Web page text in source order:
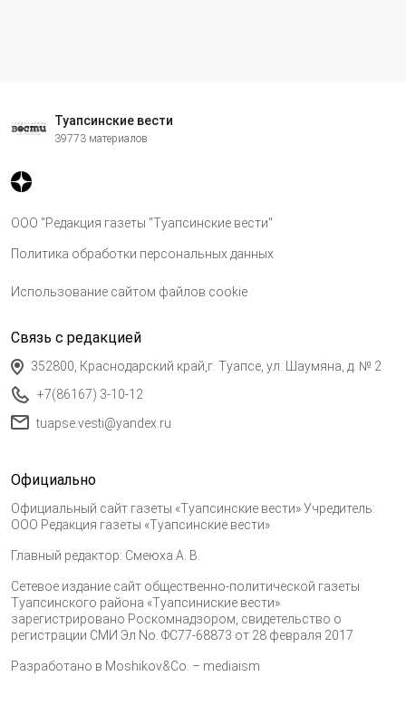
Туапсинские вести
39773 материалов
ООО "Редакция газеты "Туапсинские вести"
Политика обработки персональных данных
Использование сайтом файлов cookie
Связь с редакцией
352800, Краснодарский край,г. Туапсе, ул. Шаумяна, д. № 2
+7(86167) 3-10-12
tuapse.vesti@yandex.ru
Официально
Официальный сайт газеты «Туапсинские вести» Учредитель:
ООО Редакция газеты «Туапсинские вести»
Главный редактор: Смеюха А. В.
Сетевое издание сайт общественно-политической газеты
Туапсинского района «Туапсиниские вести»
зарегистрировано Роскомнадзором, свидетельство о
регистрации СМИ Эл No. ФС77-68873 от 28 февраля 2017
Разработано в Moshikov&Co. – mediaism